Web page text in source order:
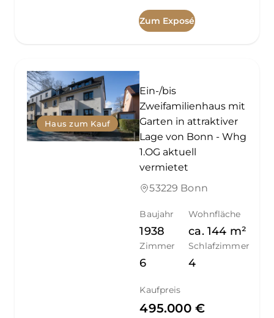
Zum Exposé
Haus zum Kauf
Ein-/bis
Zweifamilienhaus mit
Garten in attraktiver
Lage von Bonn - Whg
1.OG aktuell
vermietet
53229 Bonn
Baujahr
1938
Wohnfläche
ca. 144 m²
Zimmer
6
Schlafzimmer
4
Kaufpreis
495.000 €